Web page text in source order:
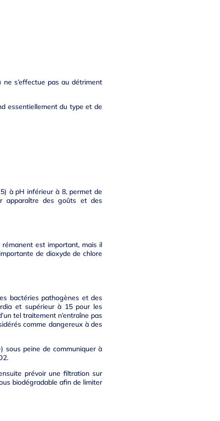
s’effectue pas au détriment
essentiellement du type et de
à pH inférieur à 8, permet de
apparaître des goûts et des
est important, mais il
de dioxyde de chlore
bactéries pathogènes et des
et supérieur à 15 pour les
tel traitement n’entraîne pas
comme dangereux à des
sous peine de communiquer à
prévoir une filtration sur
biodégradable afin de limiter